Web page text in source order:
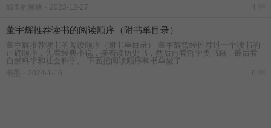
城里的黑猪 2023-12-27
董宇辉推荐读书的阅读顺序（附书单目录）
董宇辉推荐读书的阅读顺序（附书单目录） 董宇辉曾经推荐过一个读书的
正确顺序，先看经典小说，接着读历史书，然后再看哲学类书籍，最后看
自然科学和社会科学。 下面把阅读顺序和书单做了 ...
2024-1-16 6